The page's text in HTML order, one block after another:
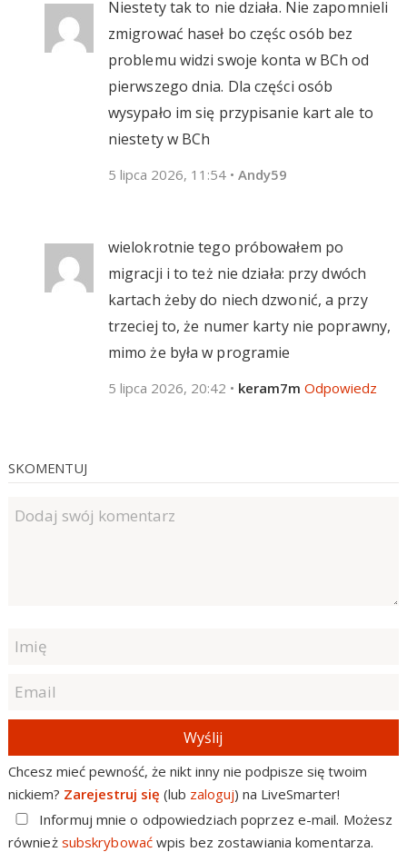
Niestety tak to nie działa. Nie zapomnieli
zmigrować haseł bo częśc osób bez
problemu widzi swoje konta w BCh od
pierwszego dnia. Dla części osób
wysypało im się przypisanie kart ale to
niestety w BCh
5 lipca 2026, 11:54 • Andy59
wielokrotnie tego próbowałem po
migracji i to też nie działa: przy dwóch
kartach żeby do niech dzwonić, a przy
trzeciej to, że numer karty nie poprawny,
mimo że była w programie
5 lipca 2026, 20:42 • keram7m Odpowiedz
SKOMENTUJ
Wyślij
Chcesz mieć pewność, że nikt inny nie podpisze się twoim
nickiem? Zarejestruj się (lub zaloguj) na LiveSmarter!
Informuj mnie o odpowiedziach poprzez e-mail. Możesz
również subskrybowaćwpis bez zostawiania komentarza.